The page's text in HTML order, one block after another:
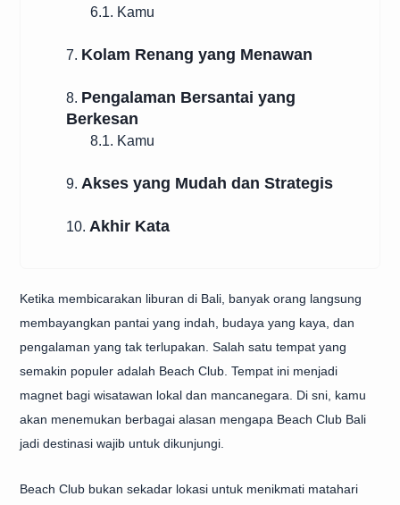
6.1. Kamu
7. Kolam Renang yang Menawan
8. Pengalaman Bersantai yang
Berkesan
8.1. Kamu
9. Akses yang Mudah dan Strategis
10. Akhir Kata
Ketika membicarakan liburan di Bali, banyak orang langsung
membayangkan pantai yang indah, budaya yang kaya, dan
pengalaman yang tak terlupakan. Salah satu tempat yang
semakin populer adalah Beach Club. Tempat ini menjadi
magnet bagi wisatawan lokal dan mancanegara. Di sni, kamu
akan menemukan berbagai alasan mengapa Beach Club Bali
jadi destinasi wajib untuk dikunjungi.
Beach Club bukan sekadar lokasi untuk menikmati matahari